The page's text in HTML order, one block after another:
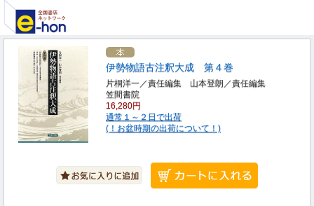
伊勢物語古注釈大成 第４巻
片桐洋一／責任編集 山本登朗／責任編集
笠間書院
16,280円
通常１～２日で出荷
(！お盆時期の出荷について！)